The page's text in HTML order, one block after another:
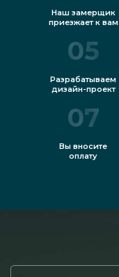
Наш замерщик
приезжает к вам
05
Разрабатываем
дизайн-проект
07
Вы вносите
оплату